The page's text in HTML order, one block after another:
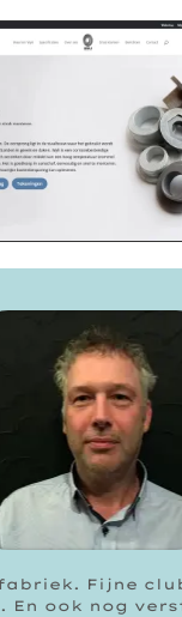
Fijne
En ook nog